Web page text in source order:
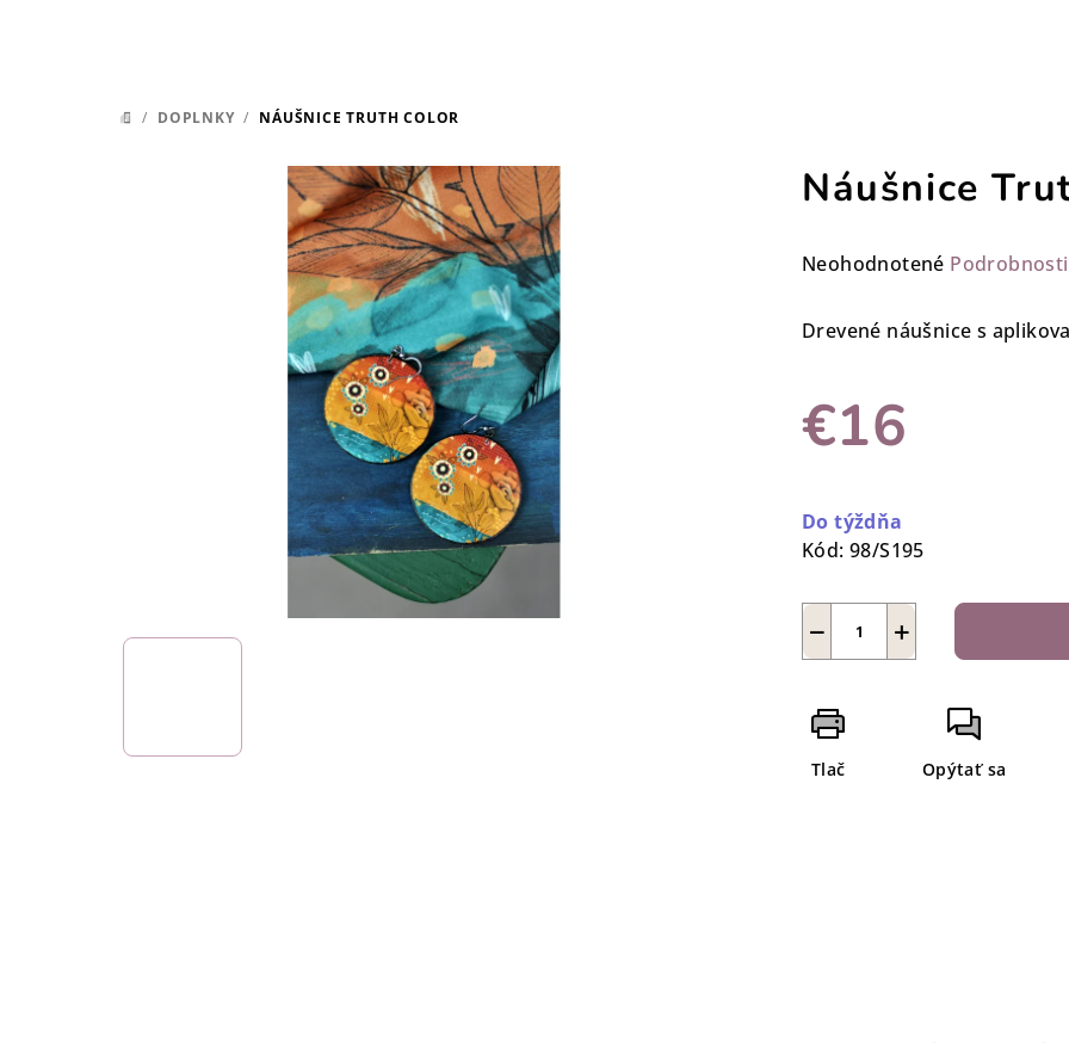
DOMOV
/ DOPLNKY / NÁUŠNICE TRUTH COLOR
Náušnice
Priemerné
produktu
z
5
Neohodnotené
Drevené náušnice s
€16
cena:
Do týždňa
Kód: 98/S195
+
−
Tlač Opýtať sa